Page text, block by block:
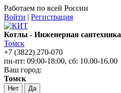
Работаем по всей России
Войти | Регистрация
Котлы - Инженерная сантехника
Томск
+7 (3822) 270-070
пн-пт: 09:00-18:00, сб: 10.00-16.00
Ваш город:
Томск
Нет Да